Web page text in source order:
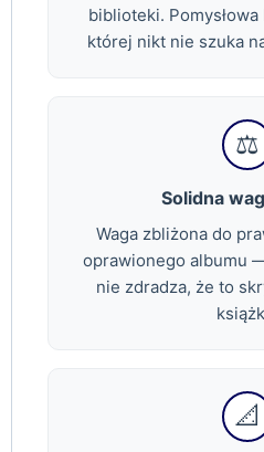
biblioteki.
której nikt nie szuka
⚖️
Solidna
Waga zbliżona do
oprawionego albumu
nie zdradza, że to
📐